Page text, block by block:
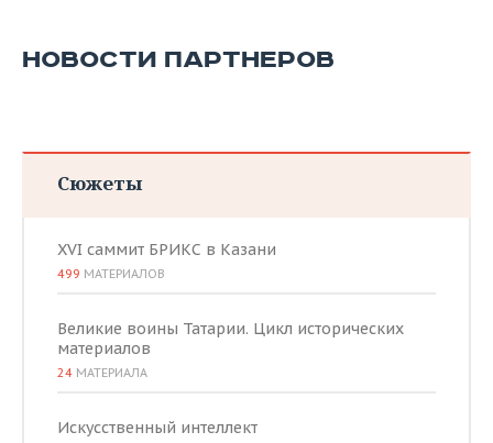
НОВОСТИ ПАРТНЕРОВ
Сюжеты
XVI саммит БРИКС в Казани
499 МАТЕРИАЛОВ
Великие воины Татарии. Цикл исторических
материалов
24 МАТЕРИАЛА
Искусственный интеллект